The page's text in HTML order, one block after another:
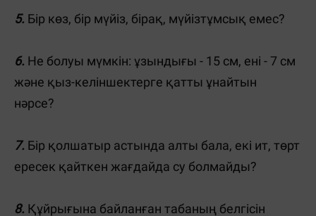
5. Бір көз, бір мүйіз, бірақ, мүйізтұмсық емес?
6. Не болуы мүмкін: ұзындығы - 15 см, ені - 7 см
және қыз-келіншектерге қатты ұнайтын
нәрсе?
7. Бір қолшатыр астында алты бала, екі ит, төрт
ересек қайткен жағдайда су болмайды?
8. Құйрығына байланған табаның белгісін